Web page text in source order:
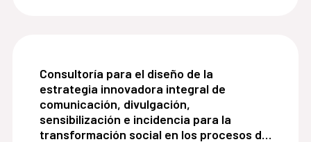
Consultoría para el diseño de la estrategia
Consultoría para el diseño de la
estrategia innovadora integral de
comunicación, divulgación,
sensibilización e incidencia para la
transformación social en los procesos de